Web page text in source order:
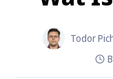
Todor